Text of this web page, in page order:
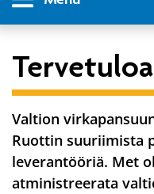
Valtion
Ruottin suuriimista
leverantööriä. Met
atministreerata